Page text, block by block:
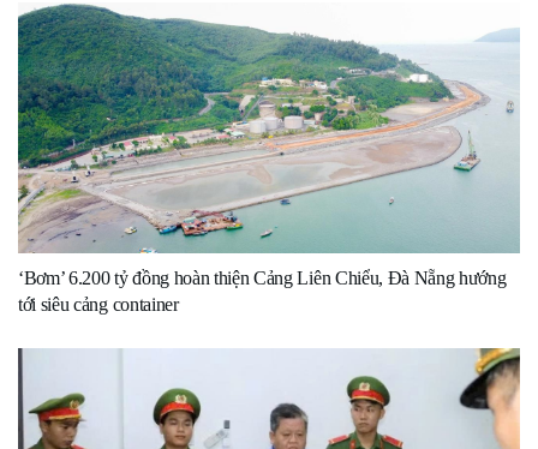
‘Bơm’ 6.200 tỷ đồng hoàn thiện Cảng Liên Chiểu, Đà Nẵng hướng
tới siêu cảng container